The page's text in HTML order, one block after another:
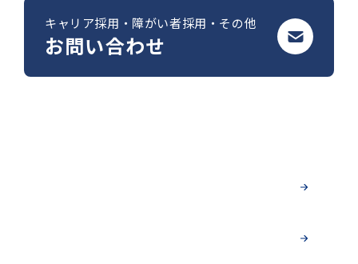
キャリア採用・障がい者採用・その他
お問い合わせ